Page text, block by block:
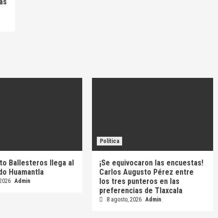
Ballesteros llega al
Huamantla
Admin
Política
¡Se equivocaron las encuestas!
Carlos Augusto Pérez entre
los tres punteros en las
preferencias de Tlaxcala
8 agosto, 2026 Admin